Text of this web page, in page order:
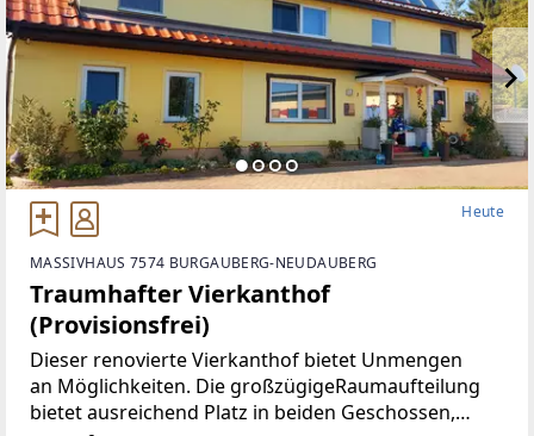
Heute
MASSIVHAUS 7574 BURGAUBERG-NEUDAUBERG
Traumhafter Vierkanthof
(Provisionsfrei)
Dieser renovierte Vierkanthof bietet Unmengen
an Möglichkeiten. Die großzügigeRaumaufteilung
bietet ausreichend Platz in beiden Geschossen,